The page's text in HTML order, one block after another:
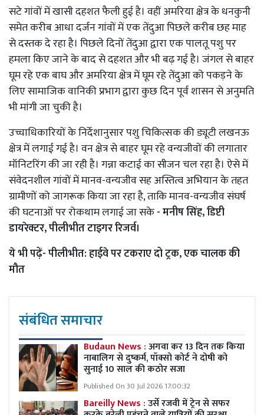
सटे गांवों में खासी दहशत फैली हुई है। वहीं अमरिया क्षेत्र के धनकुनी
समेत करीब आधा दर्जन गांवों में एक तेंदुआ पिछले करीब छह माह
से दस्तक दे रहा है। पिछले दिनों तेंदुआ द्वारा एक पालतू पशु पर
हमला किए जाने के बाद से दहशत और भी बढ़ गई है। जंगल से बाहर
घूम रहे एक बाघ और अमरिया क्षेत्र में घूम रहे तेंदुआ को पकड़ने के
लिए सामाजिक वानिकी प्रभाग द्वारा कुछ दिन पूर्व शासन से अनुमति
भी मांगी जा चुकी है।
उच्चाधिकारियों के निर्देशानुसार पशु चिकित्सक की ड्यूटी लखनऊ
क्षेत्र में लगाई गई है। वन क्षेत्र से बाहर घूम रहे वन्यजीवों की लगातार
मॉनिटरिंग की जा रही है। गन्ना कटाई का सीजन चल रहा है। ऐसे में
संवेदनशील गांवों में मानव-वन्यजीव सह अस्तित्व अभियान के तहत
ग्रामीणों को जागरूक किया जा रहा है, ताकि मानव-वन्यजीव संघर्ष
की घटनाओं पर रोकथाम लगाई जा सके- मनीष सिंह, डिप्टी
डायरेक्टर, पीलीभीत टाइगर रिजर्व।
ये भी पढ़ें-पीलीभीत: हाईवे पर टकराए दो ट्रक, एक चालक की
मौत
संबंधित समाचार
Budaun News :अगवा कर 13 दिन तक किया
नाबालिग से दुष्कर्म, पॉक्सो कोर्ट ने दोषी को
सुनाई 10 साल की कठोर सजा
Published On 30 Jul 2026 17:00:32
Bareilly News :उर्से रजवी में ट्रेन से सफर